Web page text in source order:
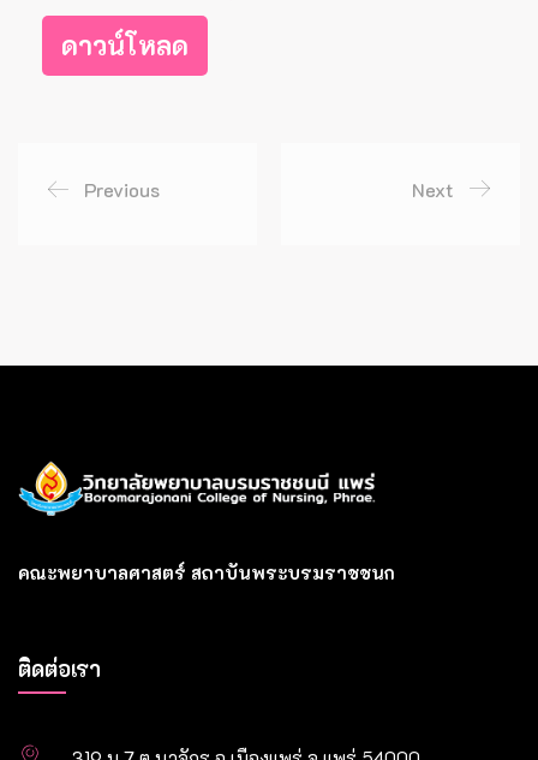
ดาวน์โหลด
Previous Next
คณะพยาบาลศาสตร์ สถาบันพระบรมราชชนก
ติดต่อเรา